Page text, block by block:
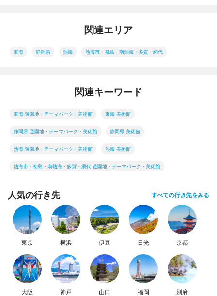
関連エリア
東海 静岡県 熱海 熱海市・初島・南熱海・多賀・網代
関連キーワード
東海 遊園地・テーマパーク・美術館 東海 美術館
静岡県 遊園地・テーマパーク・美術館 静岡県 美術館
熱海 遊園地・テーマパーク・美術館 熱海 美術館
熱海市・初島・南熱海・多賀・網代 遊園地・テーマパーク・美術館
人気の行き先 すべての行き先をみる
東京 横浜 伊豆 日光 京都
大阪 神戸 山口 福岡 別府